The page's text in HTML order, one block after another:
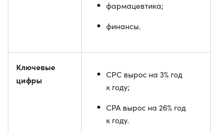
фармацевтика;
финансы.
Ключевые
цифры
CPC вырос на 3% год
к году;
CPA вырос на 26% год
к году.